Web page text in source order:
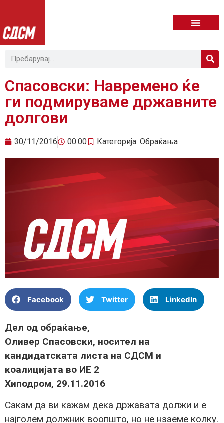
Спасовски: Навремено ќе
ги подмируваме државните
долгови
30/11/2016 00:00 Категорија: Обраќања
Facebook Twitter LinkedIn
Дел од обраќање,
Оливер Спасовски, носител на
кандидатската листа на СДСМ и
коалицијата во ИЕ 2
Хиподром, 29.11.2016
Сакам да ви кажам дека државата должи и е
најголем должник воопшто, но не нзаеме колку.